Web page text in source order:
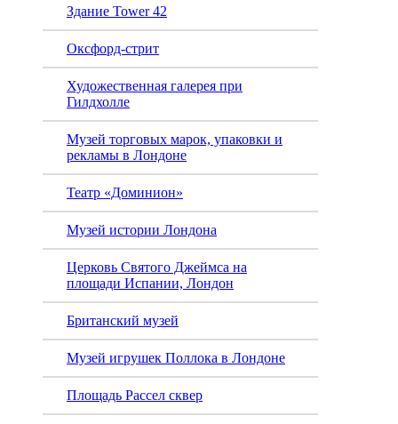
Здание Tower 42
Оксфорд-стрит
Художественная галерея при
Гилдхолле
Музей торговых марок, упаковки и
рекламы в Лондоне
Театр «Доминион»
Музей истории Лондона
Церковь Святого Джеймса на
площади Испании, Лондон
Британский музей
Музей игрушек Поллока в Лондоне
Площадь Рассел сквер